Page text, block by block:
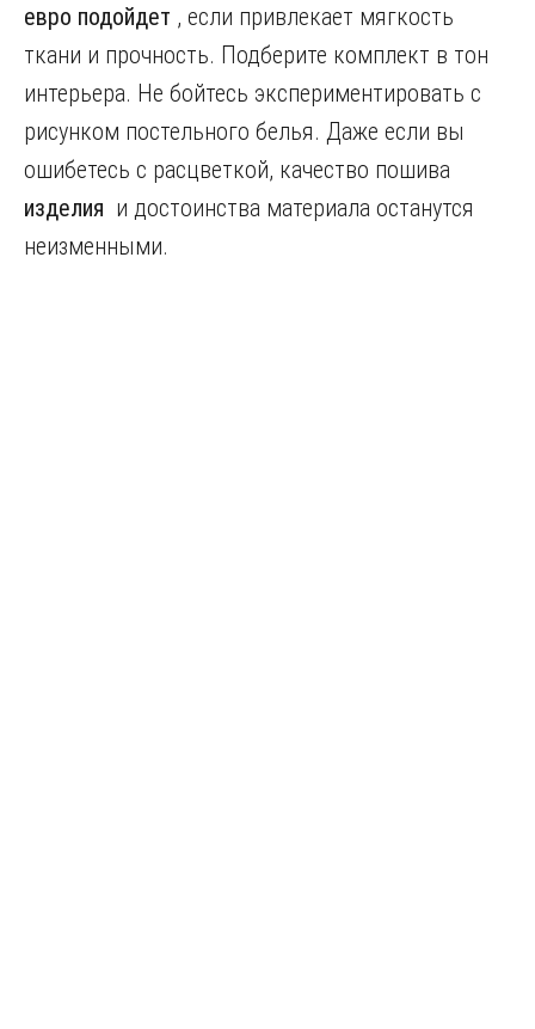
евро подойдет , если привлекает мягкость
ткани и прочность. Подберите комплект в тон
интерьера. Не бойтесь экспериментировать с
рисунком постельного белья. Даже если вы
ошибетесь с расцветкой, качество пошива
изделия и достоинства материала останутся
неизменными.